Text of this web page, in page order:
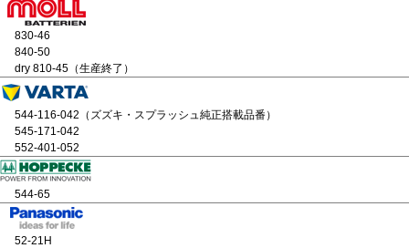
830-46
840-50
dry 810-45（生産終了）
544-116-042（ズズキ・スプラッシュ純正搭載品番）
545-171-042
552-401-052
544-65
52-21H